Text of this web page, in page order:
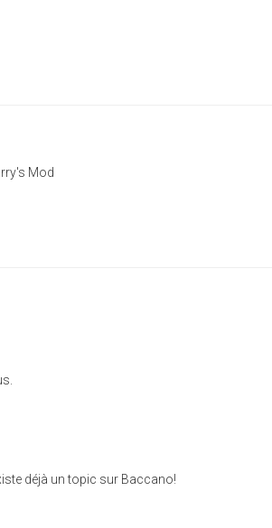
Mod
déjà un topic sur Baccano!